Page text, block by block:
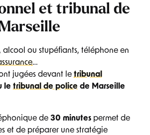
et tribunal de
, alcool ou stupéfiants, téléphone en
…
jugées devant le tribunal
le tribunal de police de Marseille
de 30 minutes permet de
et de préparer une stratégie